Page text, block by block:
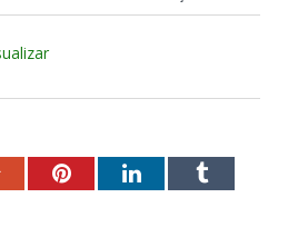
Google+PinterestLinkedInTumblr